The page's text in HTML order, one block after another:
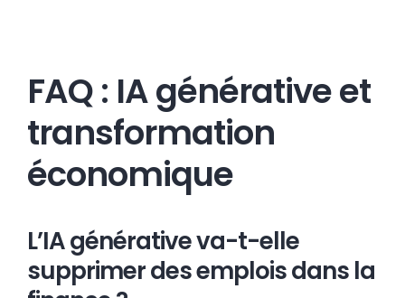
FAQ : IA générative et
transformation
économique
L’IA générative va-t-elle
supprimer des emplois dans la